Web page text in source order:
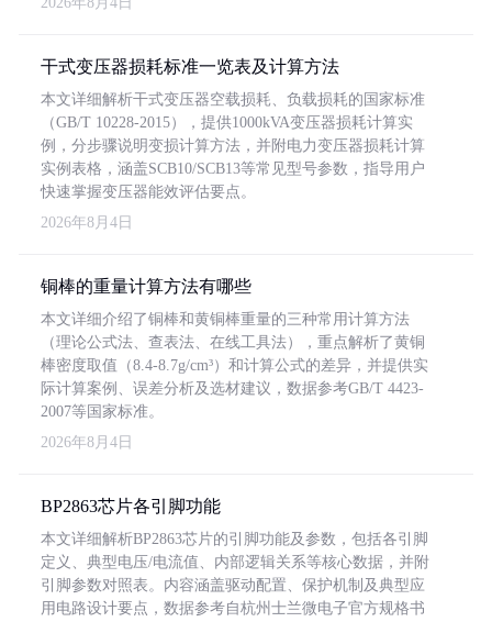
干式变压器损耗标准一览表及计算方法
本文详细解析干式变压器空载损耗、负载损耗的国家标准
（GB/T 10228-2015），提供1000kVA变压器损耗计算实
例，分步骤说明变损计算方法，并附电力变压器损耗计算
实例表格，涵盖SCB10/SCB13等常见型号参数，指导用户
快速掌握变压器能效评估要点。
2026年8月4日
铜棒的重量计算方法有哪些
本文详细介绍了铜棒和黄铜棒重量的三种常用计算方法
（理论公式法、查表法、在线工具法），重点解析了黄铜
棒密度取值（8.4-8.7g/cm³）和计算公式的差异，并提供实
际计算案例、误差分析及选材建议，数据参考GB/T 4423-
2007等国家标准。
2026年8月4日
BP2863芯片各引脚功能
本文详细解析BP2863芯片的引脚功能及参数，包括各引脚
定义、典型电压/电流值、内部逻辑关系等核心数据，并附
引脚参数对照表。内容涵盖驱动配置、保护机制及典型应
用电路设计要点，数据参考自杭州士兰微电子官方规格书